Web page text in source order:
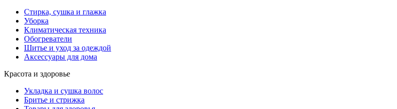
Стирка, сушка и глажка
Уборка
Климатическая техника
Обогреватели
Шитье и уход за одеждой
Аксессуары для дома
Красота и здоровье
Укладка и сушка волос
Бритье и стрижка